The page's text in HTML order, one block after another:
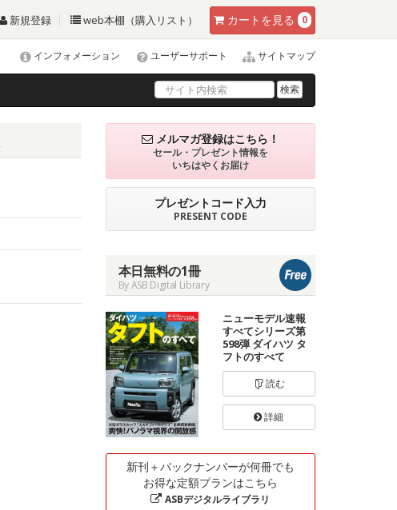
カート を見る 0
新規登録 web本棚（購入リスト）
インフォメーション ユーザーサポート サイトマップ
検索
メルマガ登録はこちら！
セール・プレゼント情報を
いちはやくお届け
プレゼントコード入力
PRESENT CODE
本日無料の1冊
By ASB Digital Library
ニューモデル速報
すべてシリーズ第
598弾 ダイハツ タ
フトのすべて
読む
詳細
新刊＋バックナンバーが何冊でも
お得な定額プランはこちら
ASBデジタルライブラリ